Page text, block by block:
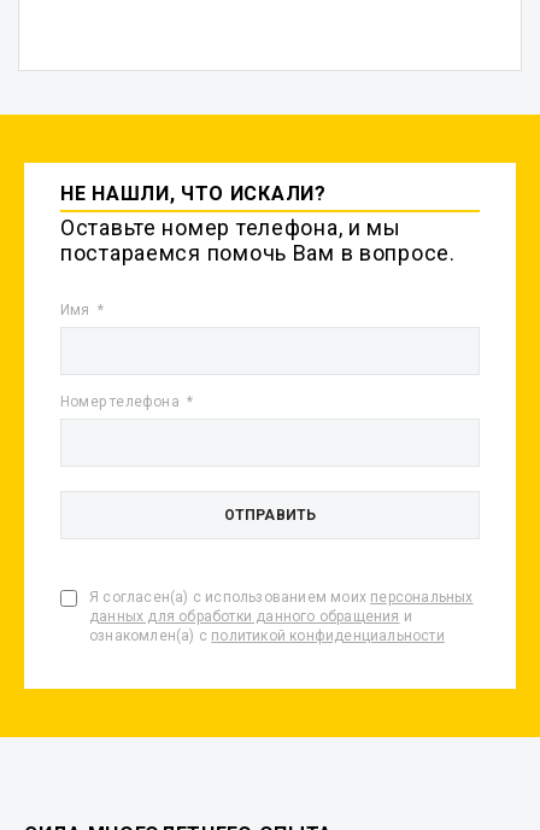
НЕ НАШЛИ, ЧТО ИСКАЛИ?
Оставьте номер телефона, и мы
постараемся помочь Вам в вопросе.
Имя
Номер телефона
Я согласен(а) с использованием моих персональных
данных для обработки данного обращения и
ознакомлен(а) с политикой конфиденциальности